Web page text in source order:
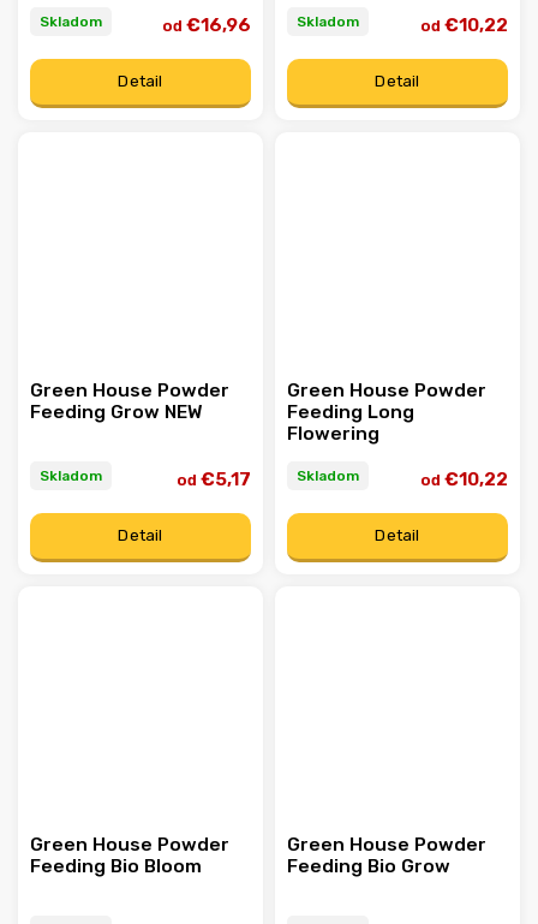
Skladom od €16,96
Detail
Skladom od €10,22
Detail
Green House Powder
Feeding Grow NEW
Skladom od €5,17
Detail
Green House Powder
Feeding Long
Flowering
Skladom od €10,22
Detail
Green House Powder
Feeding Bio Bloom
Green House Powder
Feeding Bio Grow